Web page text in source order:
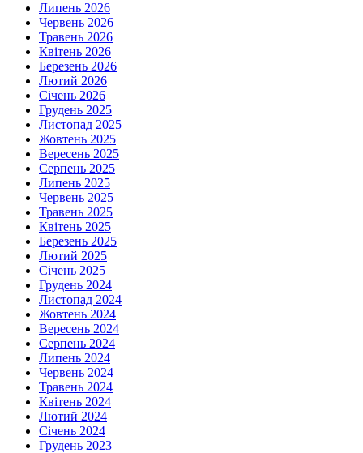
Липень 2026
Червень 2026
Травень 2026
Квітень 2026
Березень 2026
Лютий 2026
Січень 2026
Грудень 2025
Листопад 2025
Жовтень 2025
Вересень 2025
Серпень 2025
Липень 2025
Червень 2025
Травень 2025
Квітень 2025
Березень 2025
Лютий 2025
Січень 2025
Грудень 2024
Листопад 2024
Жовтень 2024
Вересень 2024
Серпень 2024
Липень 2024
Червень 2024
Травень 2024
Квітень 2024
Лютий 2024
Січень 2024
Грудень 2023